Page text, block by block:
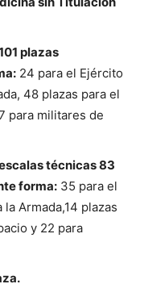
plazas
24 para el Ejército
48 plazas para el
para militares de
técnicas 83
forma: 35 para el
Armada,14 plazas
y 22 para